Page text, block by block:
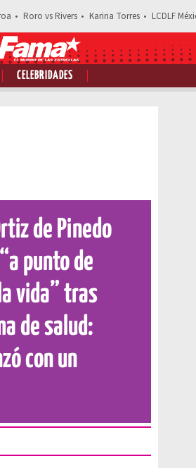
Roro vs Rivers Karina Torres LCDLF
CELEBRIDADES
Comparte esta noticia
de Pinedo
punto de
vida” tras
de salud:
con un